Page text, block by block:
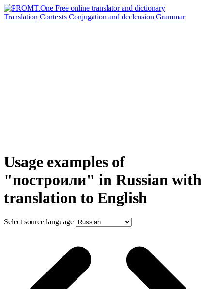
Translation Contexts Conjugation and declension Grammar
Usage examples of
"построили" in Russian with
translation to English
Select source language